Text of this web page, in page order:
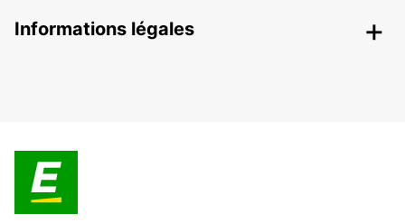
Informations légales